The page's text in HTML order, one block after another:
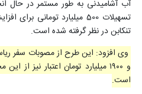
آب آشامیدنی به طور مستمر در حال
تسهیلات 500 میلیارد
تنکابن در نظر گرفته شده است.
وی افزود: این طرح از مصوبات سفر
و ۱۹۰۰ میلیارد تومان اعتبار نیز
است.